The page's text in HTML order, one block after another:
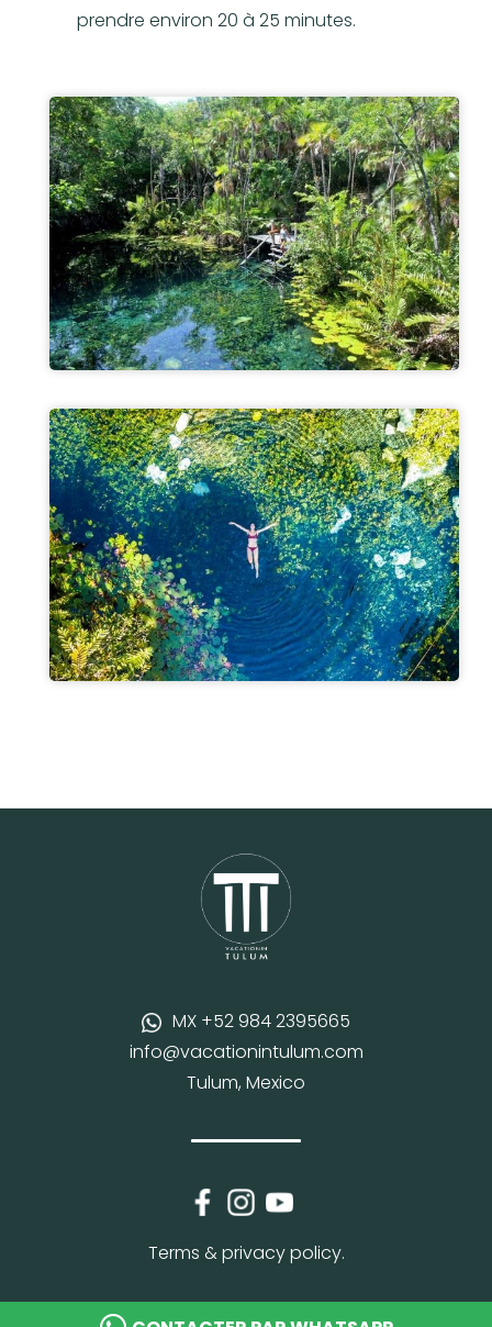
prendre environ 20 à 25 minutes.
MX +52 984 2395665
info@vacationintulum.com
Tulum, Mexico
Terms & privacy policy.